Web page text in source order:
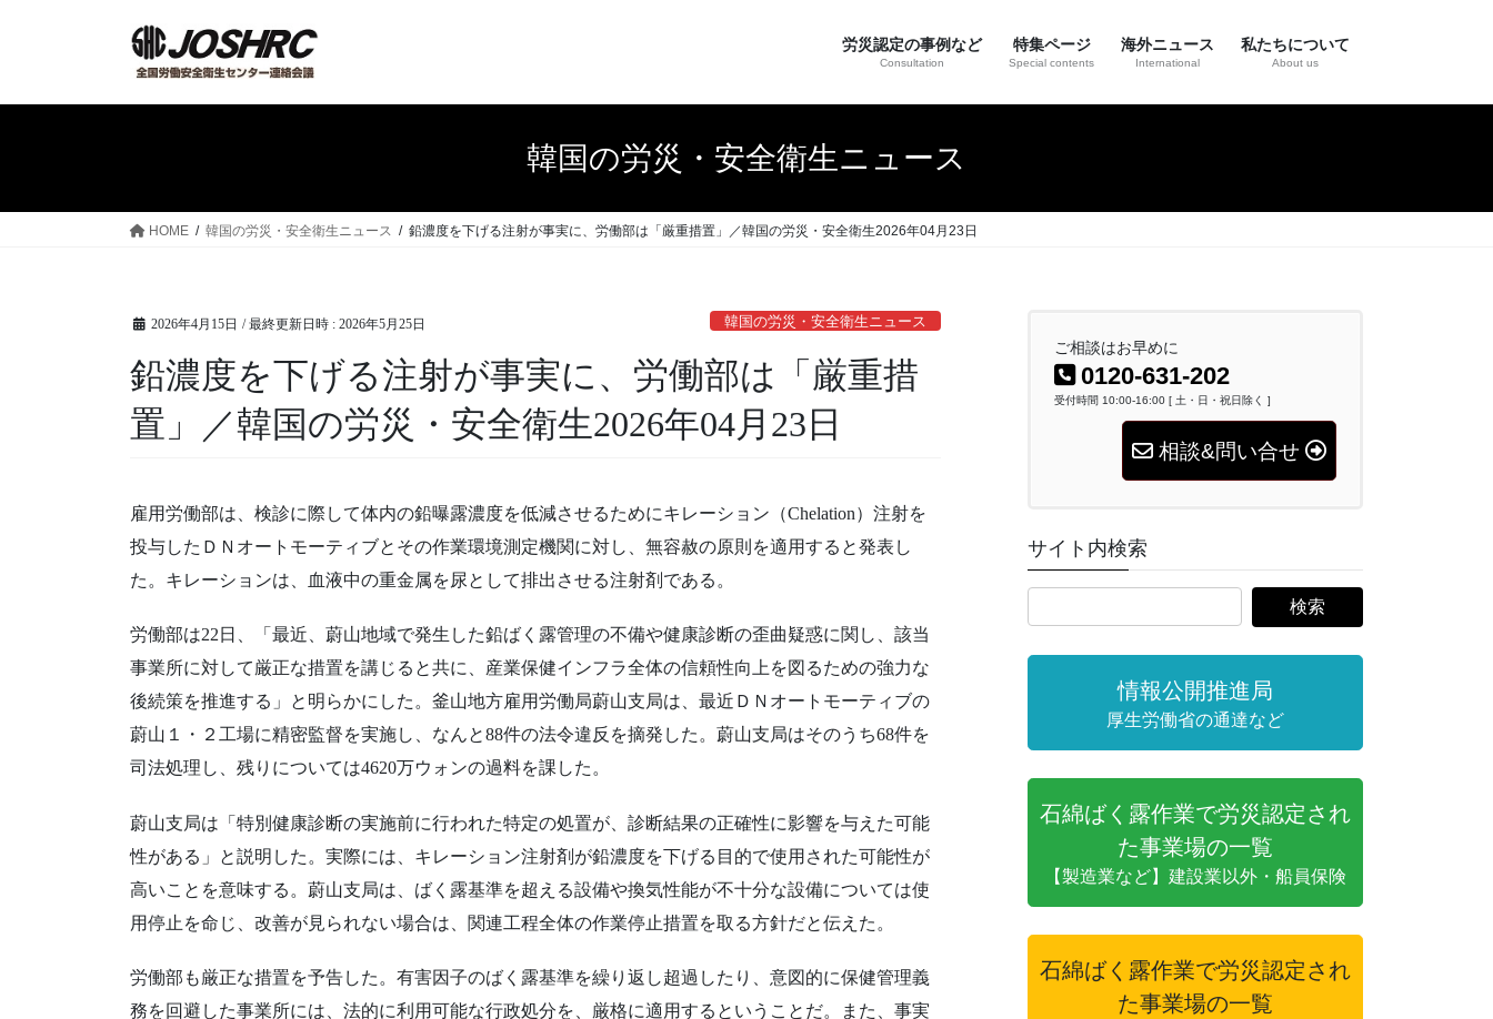
労災認定の事例など
Consultation
特集ページ
Special contents
海外ニュース
International
私たちについて
About us
韓国の労災・安全衛生ニュース
HOME 韓国の労災・安全衛生ニュース 鉛濃度を下げる注射が事実に、労働部は「厳重措置」／韓国の労災・安全衛生2026年04月23日
2026年4月15日 / 最終更新日時 : 2026年5月25日 韓国の労災・安全衛生ニュース
鉛濃度を下げる注射が事実に、労働部は「厳重措
置」／韓国の労災・安全衛生2026年04月23日
雇用労働部は、検診に際して体内の鉛曝露濃度を低減させるためにキレーション（Chelation）注射を
投与したＤＮオートモーティブとその作業環境測定機関に対し、無容赦の原則を適用すると発表し
た。キレーションは、血液中の重金属を尿として排出させる注射剤である。
労働部は22日、「最近、蔚山地域で発生した鉛ばく露管理の不備や健康診断の歪曲疑惑に関し、該当
事業所に対して厳正な措置を講じると共に、産業保健インフラ全体の信頼性向上を図るための強力な
後続策を推進する」と明らかにした。釜山地方雇用労働局蔚山支局は、最近ＤＮオートモーティブの
蔚山１・２工場に精密監督を実施し、なんと88件の法令違反を摘発した。蔚山支局はそのうち68件を
司法処理し、残りについては4620万ウォンの過料を課した。
蔚山支局は「特別健康診断の実施前に行われた特定の処置が、診断結果の正確性に影響を与えた可能
性がある」と説明した。実際には、キレーション注射剤が鉛濃度を下げる目的で使用された可能性が
高いことを意味する。蔚山支局は、ばく露基準を超える設備や換気性能が不十分な設備については使
用停止を命じ、改善が見られない場合は、関連工程全体の作業停止措置を取る方針だと伝えた。
労働部も厳正な措置を予告した。有害因子のばく露基準を繰り返し超過したり、意図的に保健管理義
務を回避した事業所には、法的に利用可能な行政処分を、厳格に適用するということだ。また、事実
ご相談はお早めに
0120-631-202
受付時間 10:00-16:00 [ 土・日・祝日除く ]
相談&問い合せ
サイト内検索
情報公開推進局
厚生労働省の通達など
石綿ばく露作業で労災認定され
た事業場の一覧
【製造業など】建設業以外・船員保険
石綿ばく露作業で労災認定され
た事業場の一覧